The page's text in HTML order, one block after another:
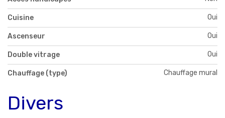
Cuisine Oui
Ascenseur Oui
Double vitrage Oui
Chauffage (type) Chauffage mural
Divers